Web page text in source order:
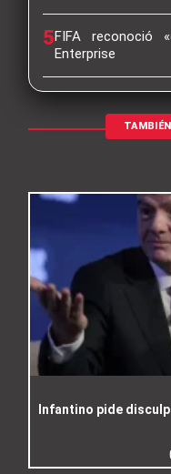
5FIFA reconoció
Enterprise
Infantino pide